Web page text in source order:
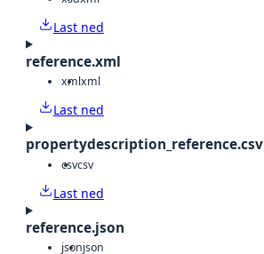
Last ned
reference.xml
xmlxml
Last ned
propertydescription_reference.csv
csvcsv
Last ned
reference.json
jsonjson